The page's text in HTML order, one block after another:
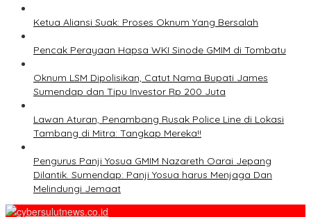
Ketua Aliansi Suak: Proses Oknum Yang Bersalah
Pencak Perayaan Hapsa WKI Sinode GMIM di Tombatu
Oknum LSM Dipolisikan, Catut Nama Bupati James
Sumendap dan Tipu Investor Rp 200 Juta
Lawan Aturan, Penambang Rusak Police Line di Lokasi
Tambang di Mitra: Tangkap Mereka!!
Pengurus Panji Yosua GMIM Nazareth Oarai Jepang
Dilantik. Sumendap: Panji Yosua harus Menjaga Dan
Melindungi Jemaat